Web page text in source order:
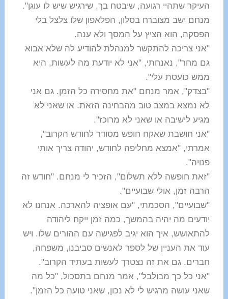
העיקר שתהיי רגועה, שיבטח בך, שירגיש שיש לו עוגן".
מנחם ישב מצוברח בסלון, הפלאפון שלו צלצל בלי
הפסקה, הוא הציץ על המסך ולא ענה.
"אני צריכה להתקשר למנהלת להודיע לה שלא אבוא
גם מחר", נאנחתי, "אני לא יודעת מה לעשות, היא
ממש כועסת עלי".
"בצדק", אמר מנחם "את מחסירה כל הזמן. גם אני
לא נמצא במצב טוב מהבחינה הזאת. או שאני לא
מגיע לישיבה או שאני לא מרוכז".
"אני חושבת שאקח חופש מסודר לחודש הקרוב",
אמרתי, "אמצא מחליפה לחודש, יהודה צריך אותי
פנויה".
"זאת חופשה ללא תשלום", הזכיר לי מנחם. "חודש זה
הרבה זמן, אולי שבועיים".
"שבועיים", הסכמתי, "עם אופציה להארכה. אנחנו לא
יודעים מה יהיה בהמשך, כמה זמן ייקח ליהודה
להתאושש, איך הוא יגיב לפגישה עם ההורים שלו. ויש
עוד את העניין של לספר לאנשים סביבנו, משפחה,
חברים. גם את זה נצטרך לעשות בעתיד הקרוב".
"אני כל כך מבולבל", אמר מנחם בתסכול, "כל מה
שאני עושה מרגיש לי לא נכון, שאני טועה כל הזמן".